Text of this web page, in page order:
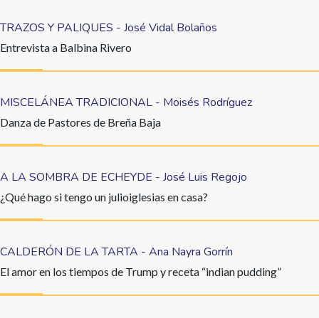
TRAZOS Y PALIQUES - José Vidal Bolaños
Entrevista a Balbina Rivero
MISCELÁNEA TRADICIONAL - Moisés Rodríguez
Danza de Pastores de Breña Baja
A LA SOMBRA DE ECHEYDE - José Luis Regojo
¿Qué hago si tengo un julioiglesias en casa?
CALDERÓN DE LA TARTA - Ana Nayra Gorrín
El amor en los tiempos de Trump y receta “indian pudding”